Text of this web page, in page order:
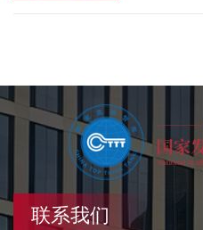
联系我们